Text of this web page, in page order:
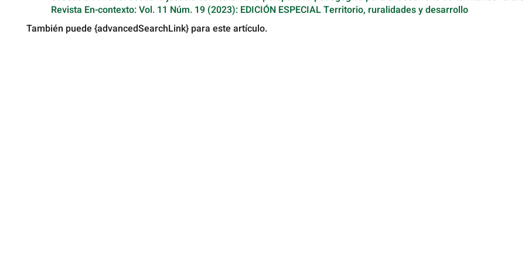
Revista En-contexto: Vol. 11 Núm. 19 (2023): EDICIÓN ESPECIAL Territorio, ruralidades y desarrollo
También puede {advancedSearchLink} para este artículo.